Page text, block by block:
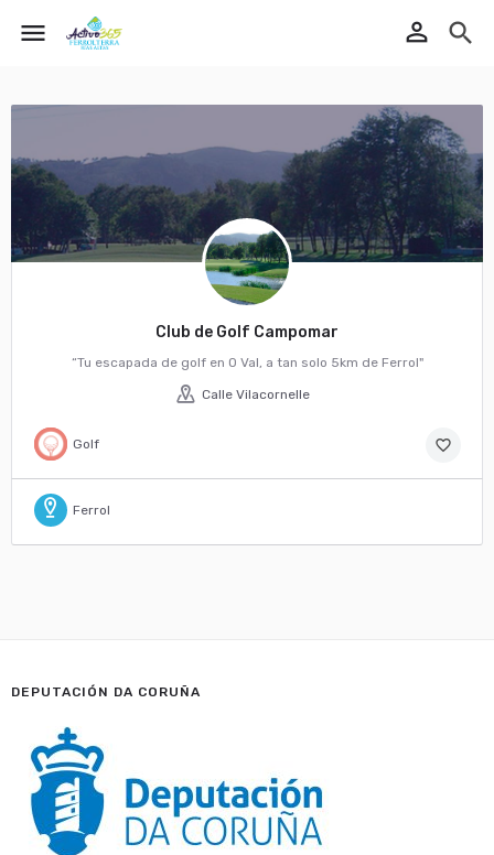
menu perm_identity search
Club de Golf Campomar
“Tu escapada de golf en O Val, a tan solo 5km de Ferrol"
Calle Vilacornelle
Golf favorite_border
Ferrol
DEPUTACIÓN DA CORUÑA